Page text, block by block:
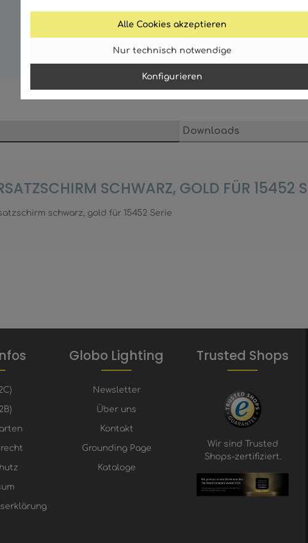
Alle Cookies akzeptieren
Nur technisch notwendige
Konfigurieren
Downloads
SCHWARZ, GOLD FÜR 15452
schwarz, gold für 15452 Serie
Globo Lighting
Newsletter
Über uns
Kontakt
Grounding Page
Kataloge
Trusted Shops
Wir sind Trusted
Shops-zertifiziert.